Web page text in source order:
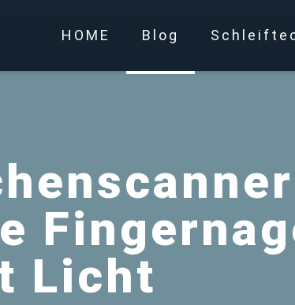
HOME Blog
Licht